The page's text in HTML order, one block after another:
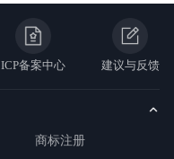
ICP备案中心 建议与反馈
商标注册